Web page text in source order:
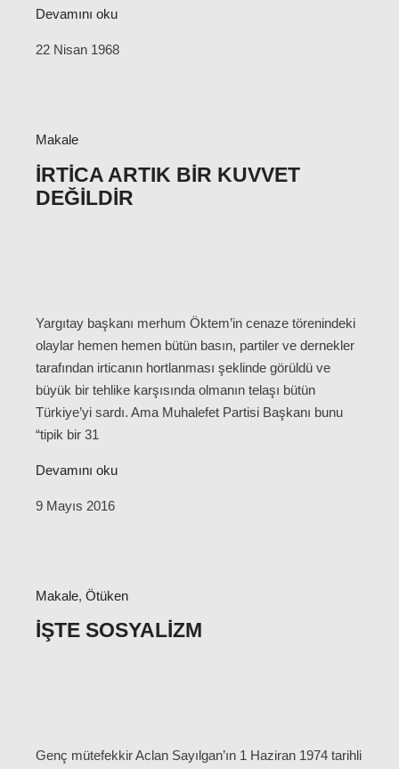
Devamını oku
22 Nisan 1968
Makale
İRTICA ARTIK BIR KUVVET
DEĞILDIR
Yargıtay başkanı merhum Öktem’in cenaze törenindeki
olaylar hemen hemen bütün basın, partiler ve dernekler
tarafından irticanın hortlanması şeklinde görüldü ve
büyük bir tehlike karşısında olmanın telaşı bütün
Türkiye’yi sardı. Ama Muhalefet Partisi Başkanı bunu
“tipik bir 31
Devamını oku
9 Mayıs 2016
Makale, Ötüken
İŞTE SOSYALIZM
Genç mütefekkir Aclan Sayılgan’ın 1 Haziran 1974 tarihli